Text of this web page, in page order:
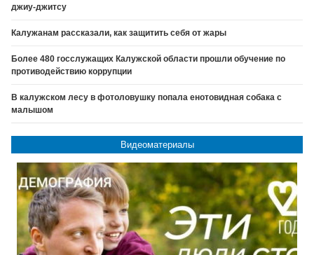
джиу-джитсу
Калужанам рассказали, как защитить себя от жары
Более 480 госслужащих Калужской области прошли обучение по
противодействию коррупции
В калужском лесу в фотоловушку попала енотовидная собака с
малышом
Видеоматериалы